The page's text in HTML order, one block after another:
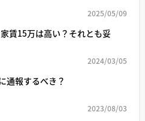
2025/05/09
賃15万は高い？それとも妥
2024/03/05
通報するべき？
2023/08/03